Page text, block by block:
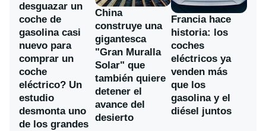
desguazar un
coche de
gasolina casi
nuevo para
comprar un
coche
eléctrico? Un
estudio
desmonta uno
de los grandes
China
construye una
gigantesca
"Gran Muralla
Solar" que
también quiere
detener el
avance del
desierto
Francia hace
historia: los
coches
eléctricos ya
venden más
que los
gasolina y el
diésel juntos